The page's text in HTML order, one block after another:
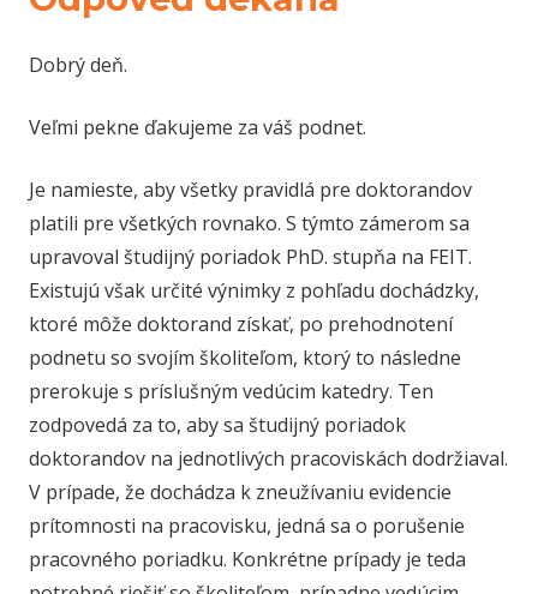
Dobrý deň.
Veľmi pekne ďakujeme za váš podnet.
Je namieste, aby všetky pravidlá pre doktorandov
platili pre všetkých rovnako. S týmto zámerom sa
upravoval študijný poriadok PhD. stupňa na FEIT.
Existujú však určité výnimky z pohľadu dochádzky,
ktoré môže doktorand získať, po prehodnotení
podnetu so svojím školiteľom, ktorý to následne
prerokuje s príslušným vedúcim katedry. Ten
zodpovedá za to, aby sa študijný poriadok
doktorandov na jednotlivých pracoviskách dodržiaval.
V prípade, že dochádza k zneužívaniu evidencie
prítomnosti na pracovisku, jedná sa o porušenie
pracovného poriadku. Konkrétne prípady je teda